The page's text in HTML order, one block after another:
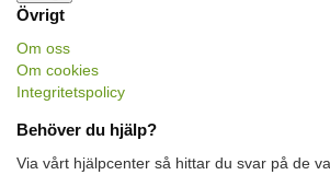
Övrigt
Om oss
Om cookies
Integritetspolicy
Behöver du hjälp?
Via vårt hjälpcenter så hittar du svar på de